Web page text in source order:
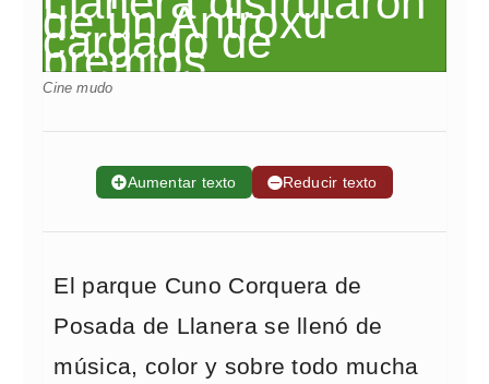
Cine mudo
➕Aumentar texto ➖Reducir texto
El parque Cuno Corquera de
Posada de Llanera se llenó de
música, color y sobre todo mucha